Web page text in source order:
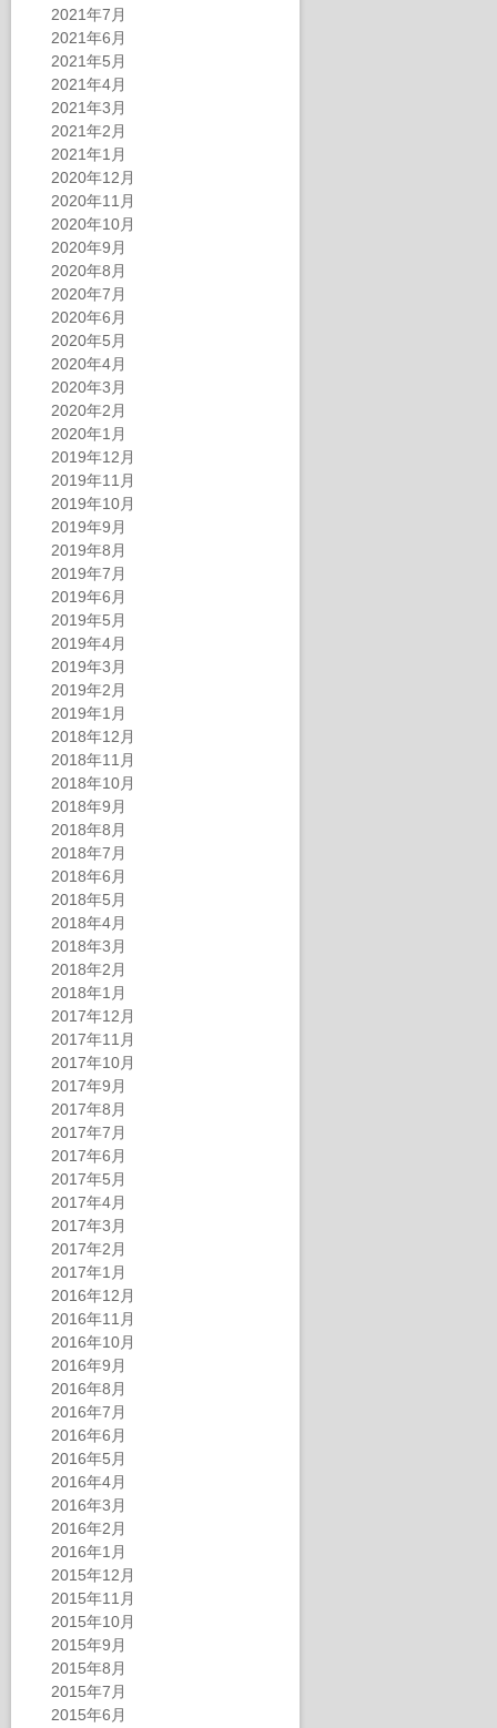
2021年7月
2021年6月
2021年5月
2021年4月
2021年3月
2021年2月
2021年1月
2020年12月
2020年11月
2020年10月
2020年9月
2020年8月
2020年7月
2020年6月
2020年5月
2020年4月
2020年3月
2020年2月
2020年1月
2019年12月
2019年11月
2019年10月
2019年9月
2019年8月
2019年7月
2019年6月
2019年5月
2019年4月
2019年3月
2019年2月
2019年1月
2018年12月
2018年11月
2018年10月
2018年9月
2018年8月
2018年7月
2018年6月
2018年5月
2018年4月
2018年3月
2018年2月
2018年1月
2017年12月
2017年11月
2017年10月
2017年9月
2017年8月
2017年7月
2017年6月
2017年5月
2017年4月
2017年3月
2017年2月
2017年1月
2016年12月
2016年11月
2016年10月
2016年9月
2016年8月
2016年7月
2016年6月
2016年5月
2016年4月
2016年3月
2016年2月
2016年1月
2015年12月
2015年11月
2015年10月
2015年9月
2015年8月
2015年7月
2015年6月